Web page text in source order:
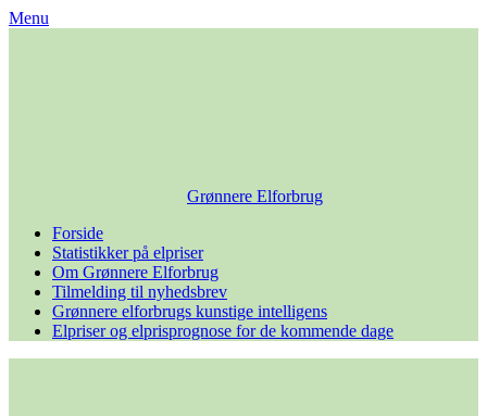
Skip
Menu
Grønnere Elforbrug
Forside
Statistikker på elpriser
Om Grønnere Elforbrug
Tilmelding til nyhedsbrev
Grønnere elforbrugs kunstige intelligens
Elpriser og elprisprognose for de kommende dage